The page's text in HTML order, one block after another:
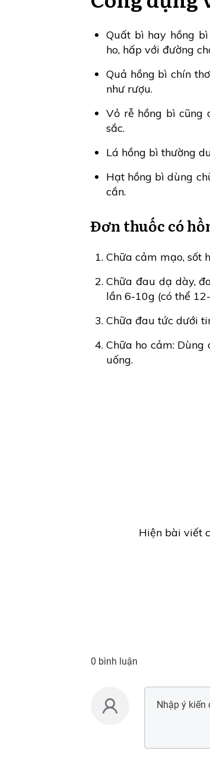
Quất bì hay hồng
ho, hấp với đường
Quả hồng bì chín
như rượu.
Vỏ rễ hồng bì cũng
sắc.
Lá hồng bì thường
Hạt hồng bì dùng
cắn.
Đơn thuốc có
Chữa cảm mạo, sốt
Chữa đau dạ dày,
lần 6-10g (có thể
Chữa đau tức dưới
Chữa ho cảm:
uống.
Hiện bài viết
0 bình luận